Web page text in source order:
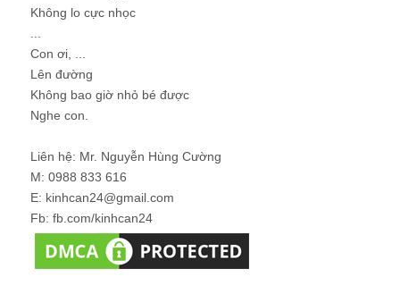
Không lo cực nhọc
Con ơi, ...
Lên đường
Không bao giờ nhỏ bé được
Nghe con.
Liên hệ: Mr. Nguyễn Hùng Cường
M: 0988 833 616
E: kinhcan24@gmail.com
Fb: fb.com/kinhcan24